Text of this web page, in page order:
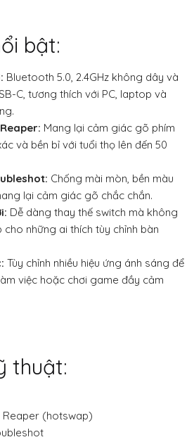
bật:
Bluetooth 5.0, 2.4GHz không dây và
C, tương thích với PC, laptop và
Mang lại cảm giác gõ phím
và bền bỉ với tuổi thọ lên đến 50
Chống mài mòn, bền màu
lại cảm giác gõ chắc chắn.
Dễ dàng thay thế switch mà không
cho những ai thích tùy chỉnh bàn
Tùy chỉnh nhiều hiệu ứng ánh sáng để
việc hoặc chơi game đầy cảm
thuật:
(hotswap)